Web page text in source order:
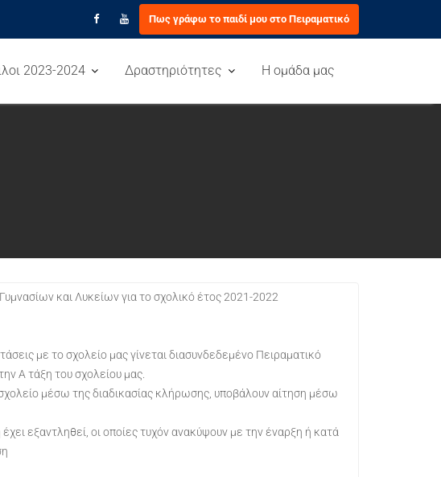
Πως γράφω το παιδί μου στο Πειραματικό
2023-2024 Δραστηριότητες Η ομάδα μας
και Λυκείων για το σχολικό έτος 2021-2022
με το σχολείο μας γίνεται διασυνδεδεμένο Πειραματικό
Α τάξη του σχολείου μας.
μέσω της διαδικασίας κλήρωσης, υποβάλουν αίτηση μέσω
εξαντληθεί, οι οποίες τυχόν ανακύψουν με την έναρξη ή κατά